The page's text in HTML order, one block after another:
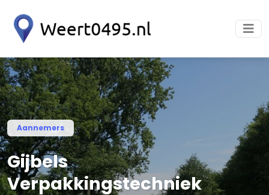
Aannemers
Gijbels
Verpakkingstechniek